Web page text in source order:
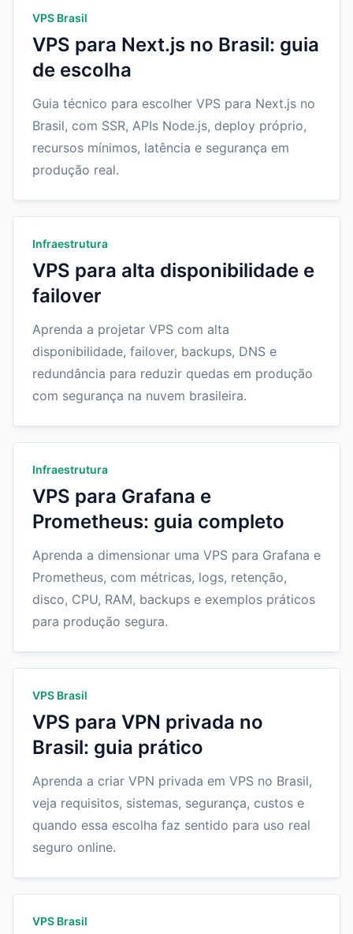
VPS Brasil
VPS para Next.js no Brasil: guia
de escolha
Guia técnico para escolher VPS para Next.js no
Brasil, com SSR, APIs Node.js, deploy próprio,
recursos mínimos, latência e segurança em
produção real.
Infraestrutura
VPS para alta disponibilidade e
failover
Aprenda a projetar VPS com alta
disponibilidade, failover, backups, DNS e
redundância para reduzir quedas em produção
com segurança na nuvem brasileira.
Infraestrutura
VPS para Grafana e
Prometheus: guia completo
Aprenda a dimensionar uma VPS para Grafana e
Prometheus, com métricas, logs, retenção,
disco, CPU, RAM, backups e exemplos práticos
para produção segura.
VPS Brasil
VPS para VPN privada no
Brasil: guia prático
Aprenda a criar VPN privada em VPS no Brasil,
veja requisitos, sistemas, segurança, custos e
quando essa escolha faz sentido para uso real
seguro online.
VPS Brasil